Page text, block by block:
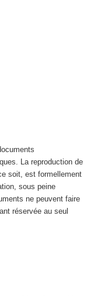
La reproduction de
soit, est formellement
sous peine
ne peuvent faire
réservée au seul